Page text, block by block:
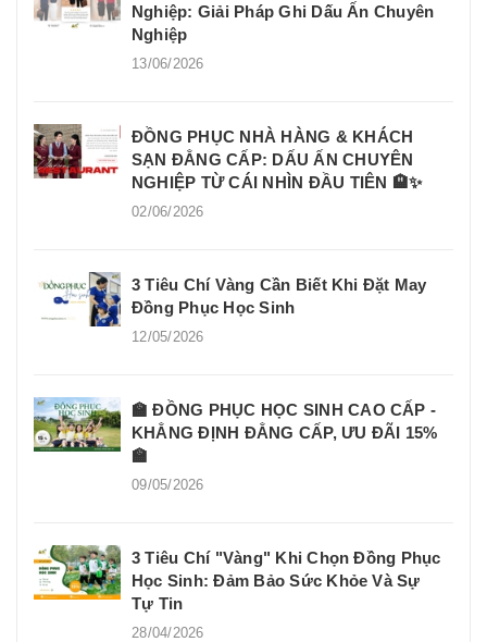
Nghiệp: Giải Pháp Ghi Dấu Ấn Chuyên
Nghiệp
13/06/2026
ĐỒNG PHỤC NHÀ HÀNG & KHÁCH
SẠN ĐẲNG CẤP: DẤU ẤN CHUYÊN
NGHIỆP TỪ CÁI NHÌN ĐẦU TIÊN 🏨✨
02/06/2026
3 Tiêu Chí Vàng Cần Biết Khi Đặt May
Đồng Phục Học Sinh
12/05/2026
🏫 ĐỒNG PHỤC HỌC SINH CAO CẤP -
KHẲNG ĐỊNH ĐẲNG CẤP, ƯU ĐÃI 15%
🏫
09/05/2026
3 Tiêu Chí "Vàng" Khi Chọn Đồng Phục
Học Sinh: Đảm Bảo Sức Khỏe Và Sự
Tự Tin
28/04/2026